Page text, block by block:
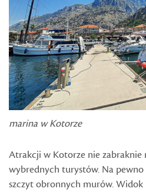
marina w Kotorze
Atrakcji w Kotorze nie zabraknie
wybrednych turystów. Na
szczyt obronnych murów.